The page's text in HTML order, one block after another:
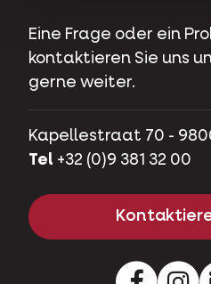
Eine Frage oder ein
kontaktieren Sie uns
gerne weiter.
Kapellestraat 70 -
Tel +32 (0)9 381 32 00